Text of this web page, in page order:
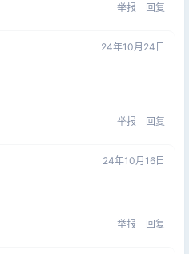
举报 回复
24年10月24日
举报 回复
24年10月16日
举报 回复